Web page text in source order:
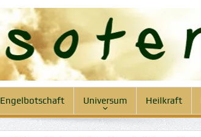
Engelbotschaft Universum Heilkraft